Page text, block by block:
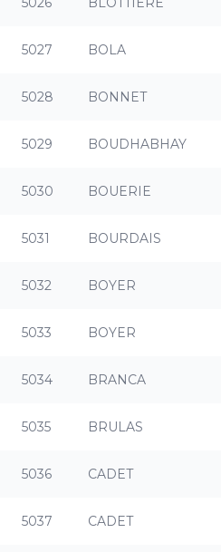
5027 BOLA
5028 BONNET
5029 BOUDHABHAY
5030 BOUERIE
5031 BOURDAIS
5032 BOYER
5033 BOYER
5034 BRANCA
5035 BRULAS
5036 CADET
5037 CADET